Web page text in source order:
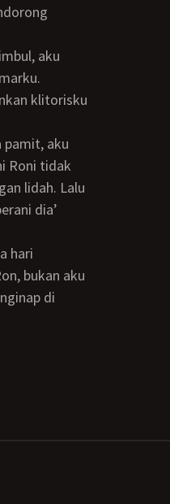
klitorisku
Roni tidak
lidah. Lalu
dia’
bukan aku
di